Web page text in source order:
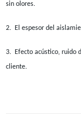
sin olores.
2. El espesor del
3. Efecto acústico, ruido
cliente.